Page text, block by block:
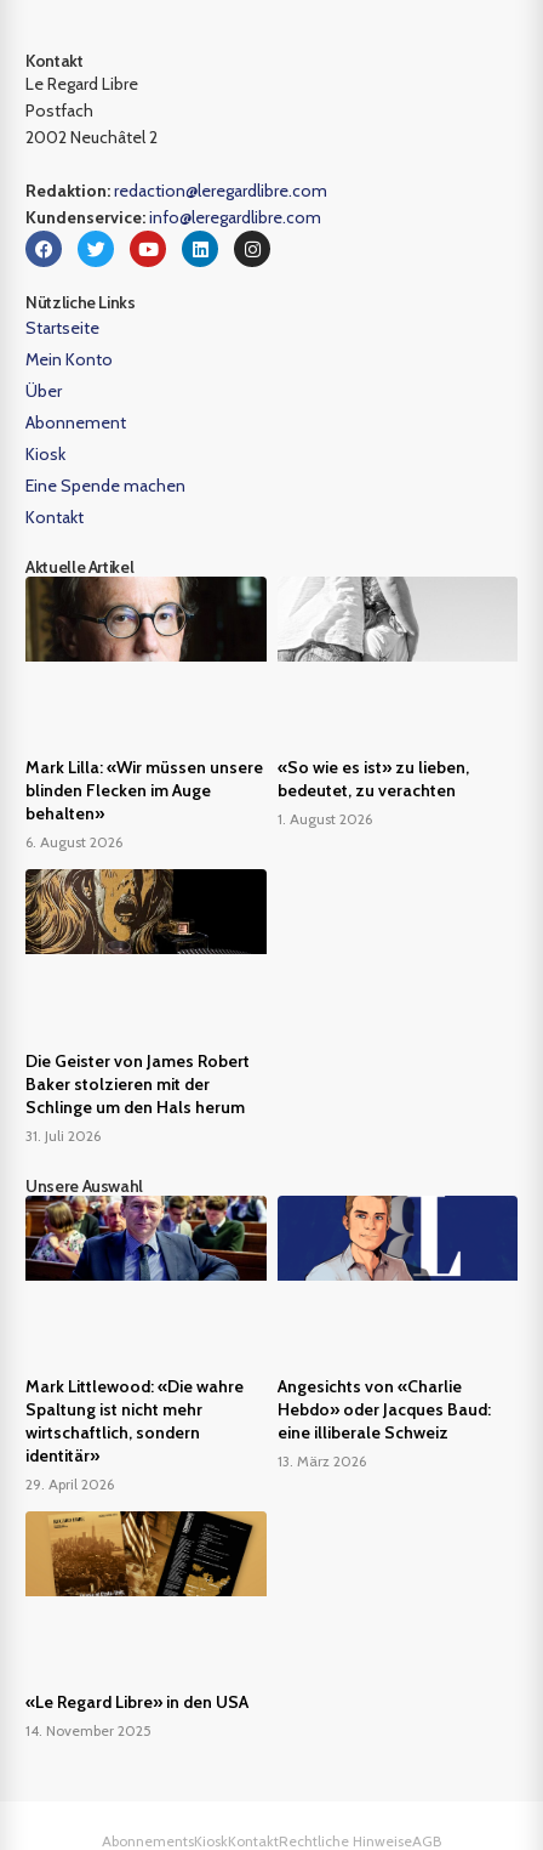
Kontakt
Le Regard Libre
Postfach
2002 Neuchâtel 2
Redaktion:redaction@leregardlibre.com
Kundenservice:info@leregardlibre.com
Nützliche Links
Startseite
Mein Konto
Über
Abonnement
Kiosk
Eine Spende machen
Kontakt
Aktuelle Artikel
Mark Lilla: «Wir müssen unsere
blinden Flecken im Auge
behalten»
6. August 2026
«So wie es ist» zu lieben,
bedeutet, zu verachten
1. August 2026
Die Geister von James Robert
Baker stolzieren mit der
Schlinge um den Hals herum
31. Juli 2026
Unsere Auswahl
Mark Littlewood: «Die wahre
Spaltung ist nicht mehr
wirtschaftlich, sondern
identitär»
29. April 2026
Angesichts von «Charlie
Hebdo» oder Jacques Baud:
eine illiberale Schweiz
13. März 2026
«Le Regard Libre» in den USA
14. November 2025
AbonnementsKioskKontaktRechtliche HinweiseAGB